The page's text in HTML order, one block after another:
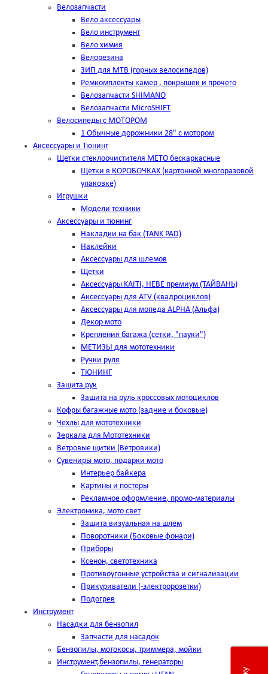
Велозапчасти
Вело аксессуары
Вело инструмент
Вело химия
Велорезина
ЗИП для MTB (горных велосипедов)
Ремкомплекты камер , покрышек и прочего
Велозапчасти SHIMANO
Велозапчасти MicroSHIFT
Велосипеды с МОТОРОМ
1 Обычные дорожники 28" с мотором
Аксессуары и Тюнинг
Щетки стеклоочистителя METO бескаркасные
Щетки в КОРОБОЧКАХ (картонной многоразовой
упаковке)
Игрушки
Модели техники
Аксессуары и тюнинг
Накладки на бак (TANK PAD)
Наклейки
Аксессуары для шлемов
Щетки
Аксессуары KAITI, HEBE премиум (ТАЙВАНЬ)
Аксессуары для ATV (квадроциклов)
Аксессуары для мопеда ALPHA (Альфа)
Декор мото
Крепления багажа (сетки, "пауки")
МЕТИЗЫ для мототехники
Ручки руля
ТЮНИНГ
Защита рук
Защита на руль кроссовых мотоциклов
Кофры багажные мото (задние и боковые)
Чехлы для мототехники
Зеркала для Мототехники
Ветровые щитки (Ветровики)
Сувениры мото, подарки мото
Интерьер байкера
Картины и постеры
Рекламное оформление, промо-материалы
Электроника, мото свет
Защита визуальная на шлем
Поворотники (Боковые фонари)
Приборы
Ксенон, светотехника
Противоугонные устройства и сигнализации
Прикуриватели (-электророзетки)
Подогрев
Инструмент
Насадки для бензопил
Запчасти для насадок
Бензопилы, мотокосы, триммера, мойки
Инструмент,бензопилы, генераторы